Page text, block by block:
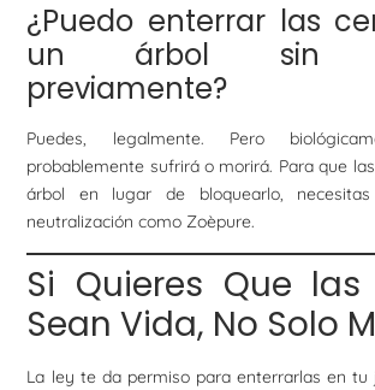
¿Puedo enterrar las
un árbol sin
previamente?
Puedes, legalmente. Pero
probablemente sufrirá o morirá. Para que
árbol en lugar de bloquearlo,
neutralización como Zoèpure.
Si Quieres Que las
Sean Vida, No Solo
La ley te da permiso para enterrarlas en tu